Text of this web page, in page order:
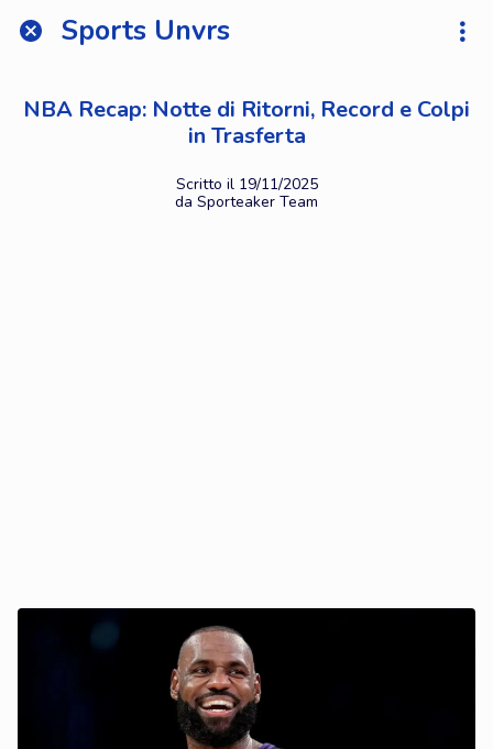
Sports Unvrs
NBA Recap: Notte di Ritorni, Record e Colpi
in Trasferta
Scritto il 19/11/2025
da Sporteaker Team